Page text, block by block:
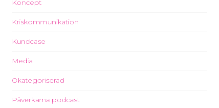
Koncept
Kriskommunikation
Kundcase
Media
Okategoriserad
Påverkarna podcast